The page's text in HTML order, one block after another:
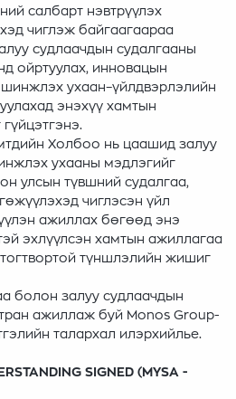
салбарт нэвтрүүлэх
чиглэж байгаагаараа
судлаачдын судалгааны
ойртуулах, инновацын
ухаан–үйлдвэрлэлийн
энэхүү хамтын
Холбоо нь цаашид залуу
ухааны мэдлэгийг
улсын түвшний судалгаа,
чиглэсэн үйл
ажиллах бөгөөд энэ
эхлүүлсэн хамтын ажиллагаа
түншлэлийн жишиг
болон залуу судлаачдын
ажиллаж буй Monos Group-
талархал илэрхийлье.
SIGNED (MYSA -